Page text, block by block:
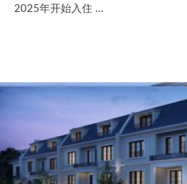
2025年开始入住 ...